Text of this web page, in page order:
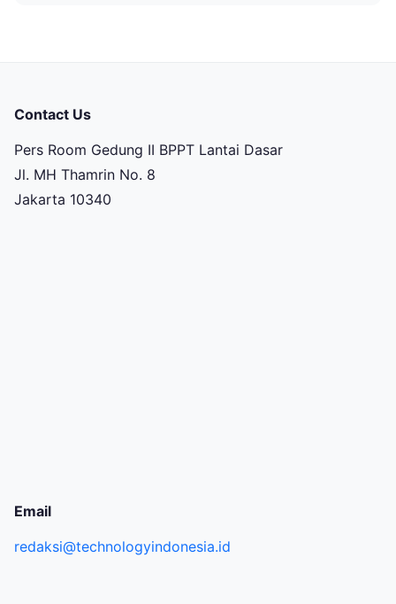
Contact Us
Pers Room Gedung II BPPT Lantai Dasar
Jl. MH Thamrin No. 8
Jakarta 10340
Email
redaksi@technologyindonesia.id